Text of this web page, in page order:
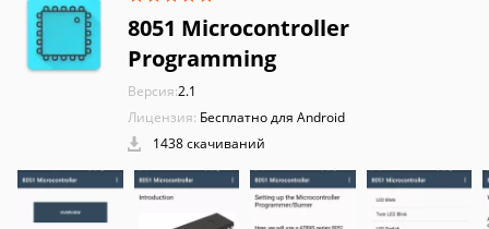
8051 Microcontroller
Programming
Версия:2.1
Лицензия: Бесплатно для Android
1438 скачиваний